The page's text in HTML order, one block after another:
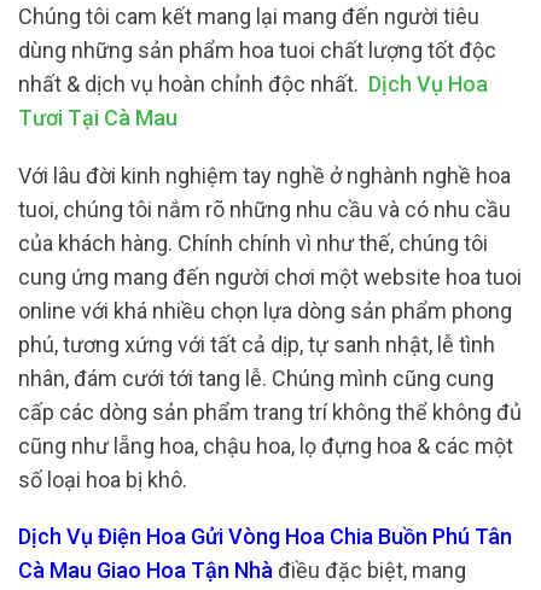
Chúng tôi cam kết mang lại mang đến người tiêu
dùng những sản phẩm hoa tuoi chất lượng tốt độc
nhất & dịch vụ hoàn chỉnh độc nhất. Dịch Vụ Hoa
Tươi Tại Cà Mau
Với lâu đời kinh nghiệm tay nghề ở nghành nghề hoa
tuoi, chúng tôi nắm rõ những nhu cầu và có nhu cầu
của khách hàng. Chính chính vì như thế, chúng tôi
cung ứng mang đến người chơi một website hoa tuoi
online với khá nhiều chọn lựa dòng sản phẩm phong
phú, tương xứng với tất cả dịp, tự sanh nhật, lễ tình
nhân, đám cưới tới tang lễ. Chúng mình cũng cung
cấp các dòng sản phẩm trang trí không thể không đủ
cũng như lẵng hoa, chậu hoa, lọ đựng hoa & các một
số loại hoa bị khô.
Dịch Vụ Điện Hoa Gửi Vòng Hoa Chia Buồn Phú Tân
Cà Mau Giao Hoa Tận Nhà điều đặc biệt, mang